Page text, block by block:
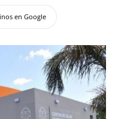
en Google